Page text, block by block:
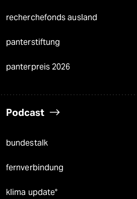
recherchefonds ausland
panterstiftung
panterpreis 2026
Podcast
bundestalk
fernverbindung
klima update°